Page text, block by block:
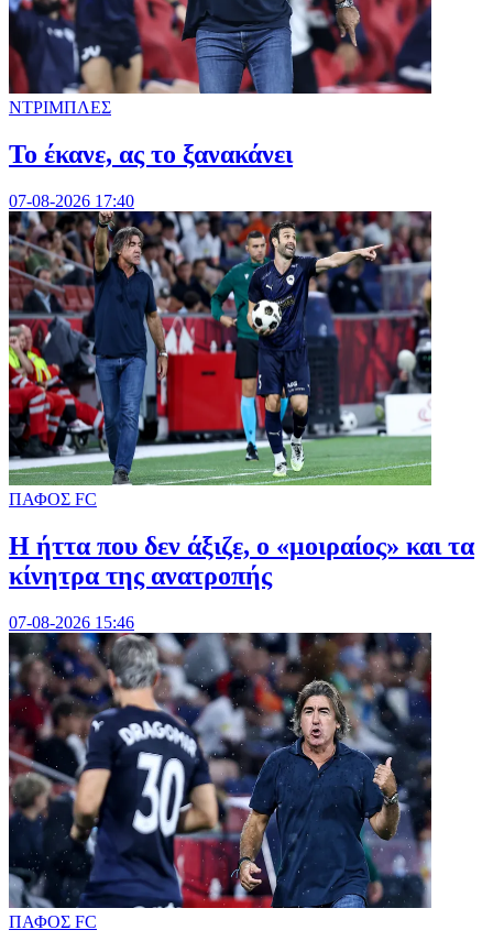
ΝΤΡΙΜΠΛΕΣ
Το έκανε, ας το ξανακάνει
07-08-2026 17:40
ΠΑΦΟΣ FC
Η ήττα που δεν άξιζε, ο «μοιραίος» και τα
κίνητρα της ανατροπής
07-08-2026 15:46
ΠΑΦΟΣ FC